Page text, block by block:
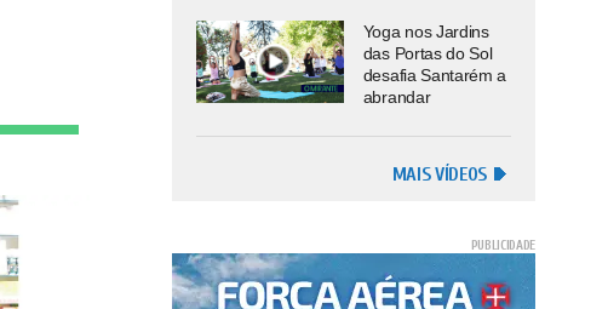
Yoga nos Jardins
das Portas do Sol
desafia Santarém a
abrandar
MAIS VÍDEOS